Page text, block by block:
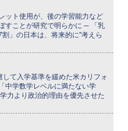
ット使用が、後の学習能力など
すことが研究で明らかに ─ 「乳
」の日本は、将来的に"考えら
して入学基準を緩めた米カリフォ
中学数学レベルに満たない学
力より政治的理由を優先させた